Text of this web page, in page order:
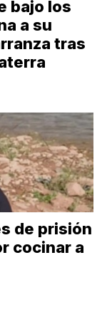
bajo los
a su
tras
de prisión
cocinar a